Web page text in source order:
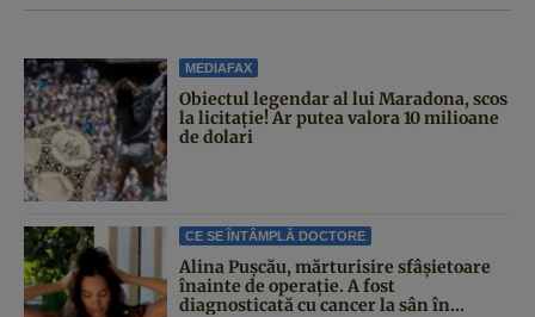
MEDIAFAX
Obiectul legendar al lui Maradona, scos
la licitație! Ar putea valora 10 milioane
de dolari
CE SE ÎNTÂMPLĂ DOCTORE
Alina Pușcău, mărturisire sfâșietoare
înainte de operație. A fost
diagnosticată cu cancer la sân în...